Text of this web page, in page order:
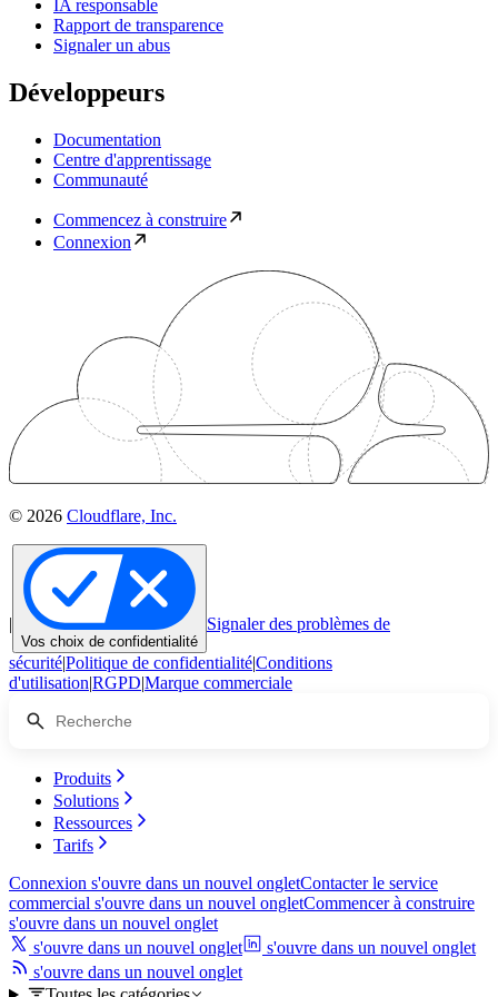
IA responsable
Rapport de transparence
Signaler un abus
Développeurs
Documentation
Centre d'apprentissage
Communauté
Commencez à construire
Connexion
© 2026 Cloudflare, Inc.
|
Vos choix de confidentialité
Signaler des problèmes de
sécurité|Politique de confidentialité|Conditions
d'utilisation|RGPD|Marque commerciale
Produits
Solutions
Ressources
Tarifs
Connexion s'ouvre dans un nouvel ongletContacter le service
commercial s'ouvre dans un nouvel ongletCommencer à construire
s'ouvre dans un nouvel onglet
s'ouvre dans un nouvel onglet
s'ouvre dans un nouvel onglet
s'ouvre dans un nouvel onglet